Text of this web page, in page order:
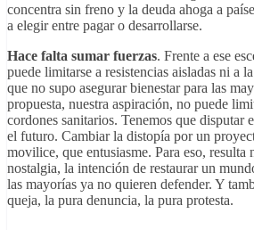
concentra sin freno y la deuda ahoga a
a elegir entre pagar o desarrollarse.
Hace falta sumar fuerzas. Frente a ese
puede limitarse a resistencias aisladas ni a
que no supo asegurar bienestar para las
propuesta, nuestra aspiración, no puede
cordones sanitarios. Tenemos que disputar
el futuro. Cambiar la distopía por un
movilice, que entusiasme. Para eso, resulta
nostalgia, la intención de restaurar un
las mayorías ya no quieren defender. Y
queja, la pura denuncia, la pura protesta.